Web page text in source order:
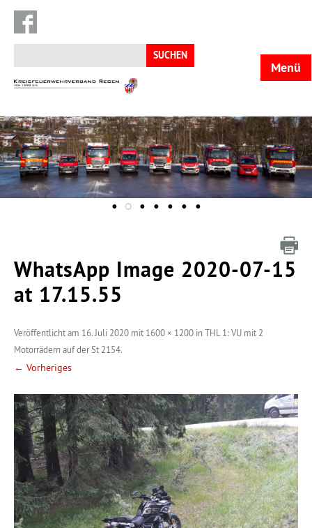
Suchen
nach:
KFV
Menü
WhatsApp Image 2020-07-15
at 17.15.55
Veröffentlicht am 16. Juli 2020 mit 1600 × 1200 inTHL 1: VU mit 2
Motorrädern auf der St 2154.
← Vorheriges